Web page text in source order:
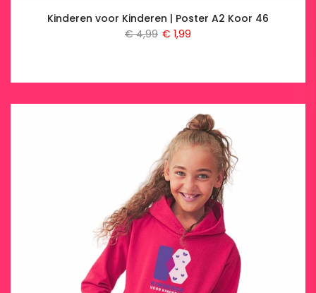
Kinderen voor Kinderen | Poster A2 Koor 46
€ 4,99 € 1,99